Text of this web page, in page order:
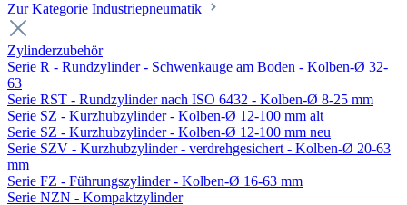
Zur Kategorie Industriepneumatik
Zylinderzubehör
Serie R - Rundzylinder - Schwenkauge am Boden - Kolben-Ø 32-
63
Serie RST - Rundzylinder nach ISO 6432 - Kolben-Ø 8-25 mm
Serie SZ - Kurzhubzylinder - Kolben-Ø 12-100 mm alt
Serie SZ - Kurzhubzylinder - Kolben-Ø 12-100 mm neu
Serie SZV - Kurzhubzylinder - verdrehgesichert - Kolben-Ø 20-63
mm
Serie FZ - Führungszylinder - Kolben-Ø 16-63 mm
Serie NZN - Kompaktzylinder